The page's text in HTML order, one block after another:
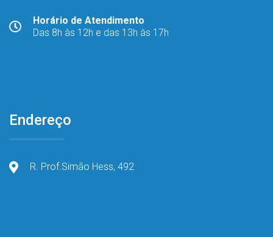
Horário de Atendimento
Das 8h às 12h e das 13h às 17h
Endereço
R. Prof.Simão Hess, 492